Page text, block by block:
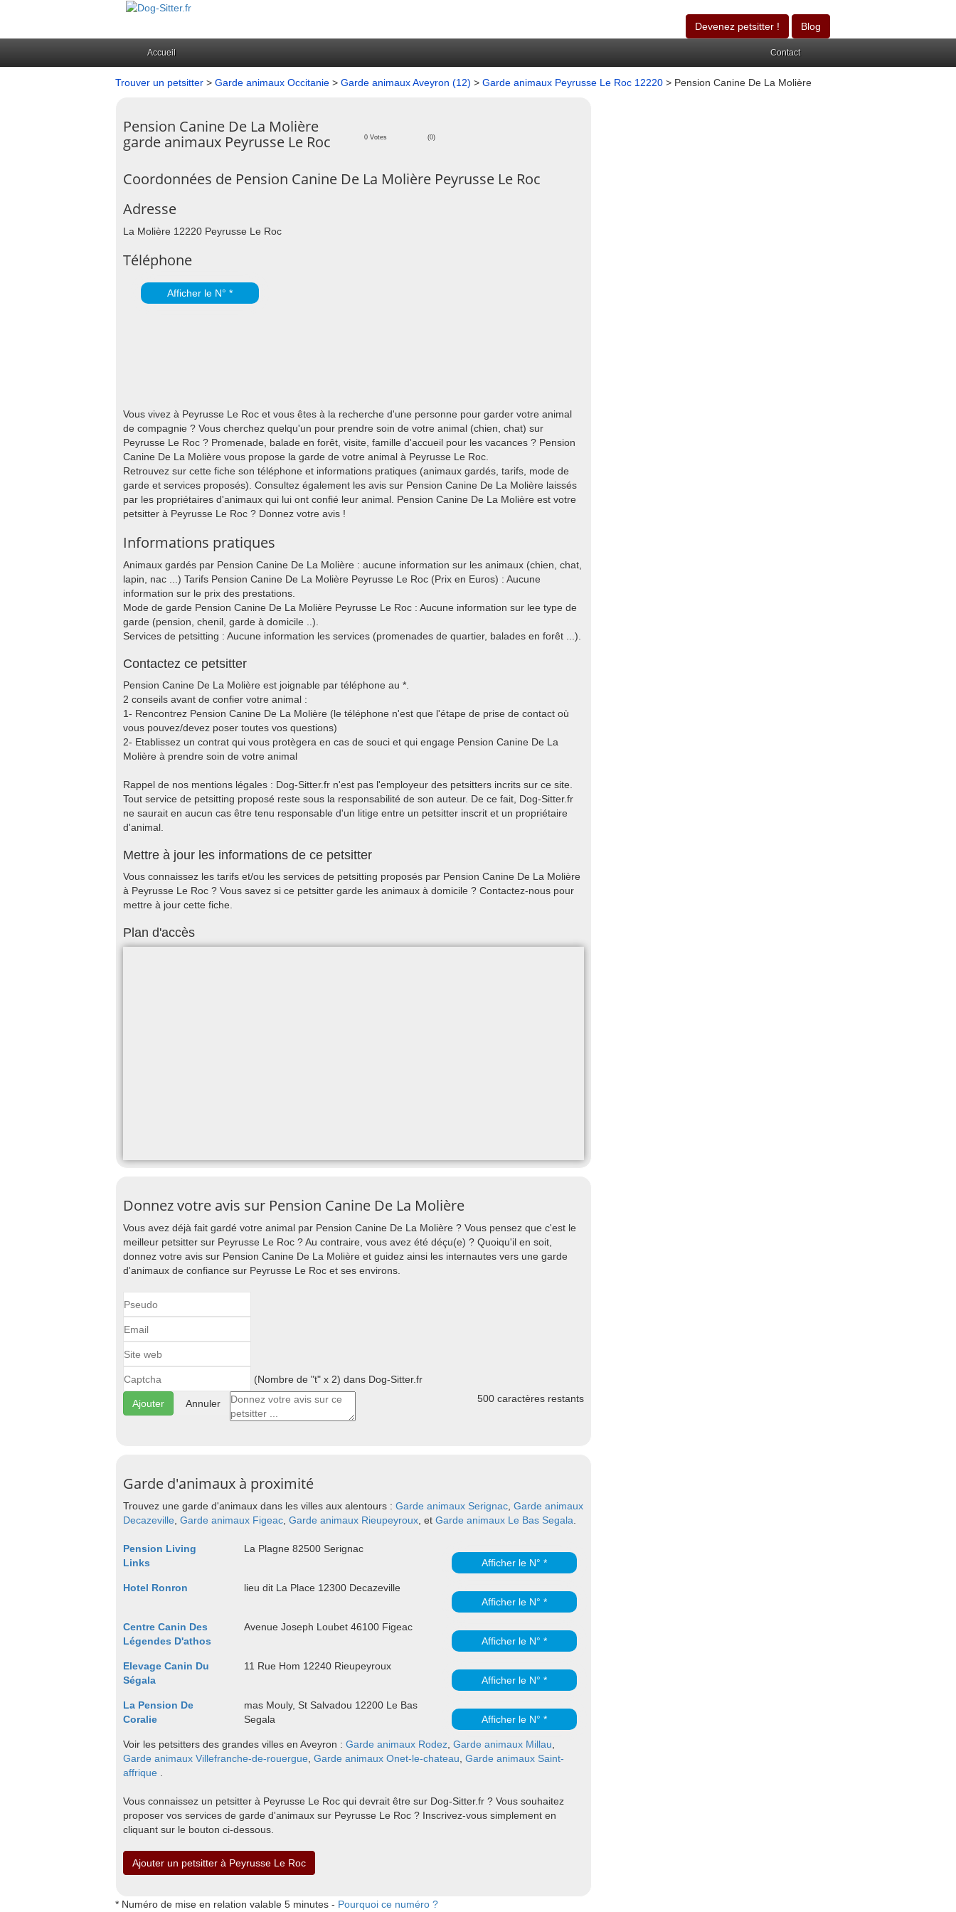
Devenez petsitter ! Blog
Accueil Contact
Trouver un petsitter > Garde animaux Occitanie > Garde animaux Aveyron (12) > Garde animaux Peyrusse Le Roc 12220 > Pension Canine De La Molière
Pension Canine De La Molière
garde animaux Peyrusse Le Roc
0 Votes (0)
Coordonnées de Pension Canine De La Molière Peyrusse Le Roc
Adresse
La Molière 12220 Peyrusse Le Roc
Téléphone
Afficher le N° *
Vous vivez à Peyrusse Le Roc et vous êtes à la recherche d'une personne pour garder votre animal
de compagnie ? Vous cherchez quelqu'un pour prendre soin de votre animal (chien, chat) sur
Peyrusse Le Roc ? Promenade, balade en forêt, visite, famille d'accueil pour les vacances ? Pension
Canine De La Molière vous propose la garde de votre animal à Peyrusse Le Roc.
Retrouvez sur cette fiche son téléphone et informations pratiques (animaux gardés, tarifs, mode de
garde et services proposés). Consultez également les avis sur Pension Canine De La Molière laissés
par les propriétaires d'animaux qui lui ont confié leur animal. Pension Canine De La Molière est votre
petsitter à Peyrusse Le Roc ? Donnez votre avis !
Informations pratiques
Animaux gardés par Pension Canine De La Molière : aucune information sur les animaux (chien, chat,
lapin, nac ...) Tarifs Pension Canine De La Molière Peyrusse Le Roc (Prix en Euros) : Aucune
information sur le prix des prestations.
Mode de garde Pension Canine De La Molière Peyrusse Le Roc : Aucune information sur lee type de
garde (pension, chenil, garde à domicile ..).
Services de petsitting : Aucune information les services (promenades de quartier, balades en forêt ...).
Contactez ce petsitter
Pension Canine De La Molière est joignable par téléphone au *.
2 conseils avant de confier votre animal :
1- Rencontrez Pension Canine De La Molière (le téléphone n'est que l'étape de prise de contact où
vous pouvez/devez poser toutes vos questions)
2- Etablissez un contrat qui vous protègera en cas de souci et qui engage Pension Canine De La
Molière à prendre soin de votre animal
Rappel de nos mentions légales : Dog-Sitter.fr n'est pas l'employeur des petsitters incrits sur ce site.
Tout service de petsitting proposé reste sous la responsabilité de son auteur. De ce fait, Dog-Sitter.fr
ne saurait en aucun cas être tenu responsable d'un litige entre un petsitter inscrit et un propriétaire
d'animal.
Mettre à jour les informations de ce petsitter
Vous connaissez les tarifs et/ou les services de petsitting proposés par Pension Canine De La Molière
à Peyrusse Le Roc ? Vous savez si ce petsitter garde les animaux à domicile ? Contactez-nous pour
mettre à jour cette fiche.
Plan d'accès
Donnez votre avis sur Pension Canine De La Molière
Vous avez déjà fait gardé votre animal par Pension Canine De La Molière ? Vous pensez que c'est le
meilleur petsitter sur Peyrusse Le Roc ? Au contraire, vous avez été déçu(e) ? Quoiqu'il en soit,
donnez votre avis sur Pension Canine De La Molière et guidez ainsi les internautes vers une garde
d'animaux de confiance sur Peyrusse Le Roc et ses environs.
(Nombre de "t" x 2) dans Dog-Sitter.fr
Annuler 500 caractères restants
Garde d'animaux à proximité
Trouvez une garde d'animaux dans les villes aux alentours : Garde animaux Serignac Garde animaux
Decazeville Garde animaux Figeac Garde animaux Rieupeyroux , et Garde animaux Le Bas Segala
Pension Living
Links
La Plagne 82500 Serignac
Afficher le N° *
Hotel Ronron
lieu dit La Place 12300 Decazeville
Afficher le N° *
Centre Canin Des
Légendes D'athos
Avenue Joseph Loubet 46100 Figeac
Afficher le N° *
Elevage Canin Du
Ségala
11 Rue Hom 12240 Rieupeyroux
Afficher le N° *
La Pension De
Coralie
mas Mouly, St Salvadou 12200 Le Bas
Segala
Afficher le N° *
Voir les petsitters des grandes villes en Aveyron : Garde animaux Rodez Garde animaux Millau
Garde animaux Villefranche-de-rouergue Garde animaux Onet-le-chateau Garde animaux Saint-
affrique
Vous connaissez un petsitter à Peyrusse Le Roc qui devrait être sur Dog-Sitter.fr ? Vous souhaitez
proposer vos services de garde d'animaux sur Peyrusse Le Roc ? Inscrivez-vous simplement en
cliquant sur le bouton ci-dessous.
Ajouter un petsitter à Peyrusse Le Roc
* Numéro de mise en relation valable 5 minutes - Pourquoi ce numéro ?